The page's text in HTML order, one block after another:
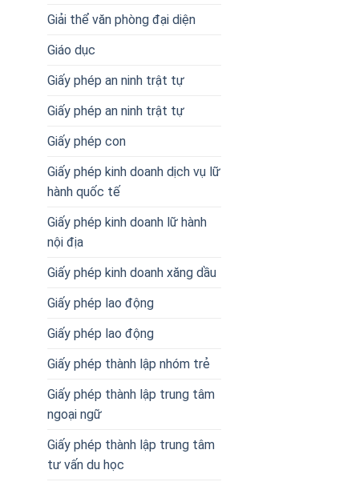
Giải thể văn phòng đại diện
Giáo dục
Giấy phép an ninh trật tự
Giấy phép an ninh trật tự
Giấy phép con
Giấy phép kinh doanh dịch vụ lữ
hành quốc tế
Giấy phép kinh doanh lữ hành
nội địa
Giấy phép kinh doanh xăng dầu
Giấy phép lao động
Giấy phép lao động
Giấy phép thành lập nhóm trẻ
Giấy phép thành lập trung tâm
ngoại ngữ
Giấy phép thành lập trung tâm
tư vấn du học